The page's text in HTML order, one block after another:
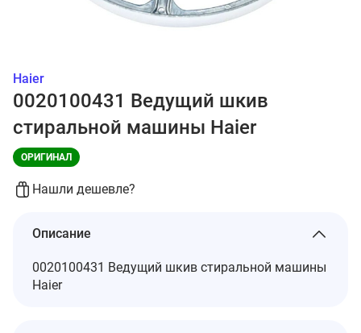
Haier
0020100431 Ведущий шкив
стиральной машины Haier
ОРИГИНАЛ
Нашли дешевле?
Описание
0020100431 Ведущий шкив стиральной машины
Haier